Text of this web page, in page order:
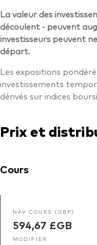
La valeur des
découlent - peuvent
investisseurs peuvent
départ.
Les expositions
investissements
dérivés sur indices
Prix et
Cours
NAV COURS (GBP)
594,67 £GB
MODIFIER